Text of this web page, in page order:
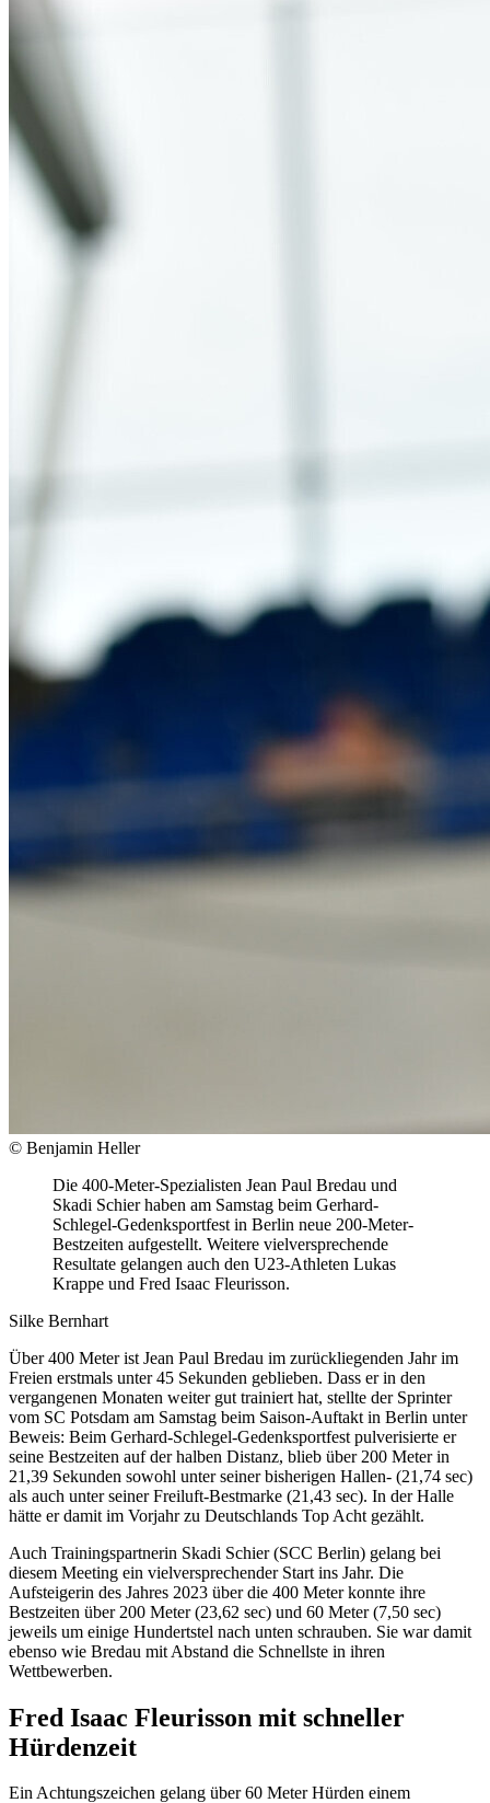
© Benjamin Heller
Die 400-Meter-Spezialisten Jean Paul Bredau und
Skadi Schier haben am Samstag beim Gerhard-
Schlegel-Gedenksportfest in Berlin neue 200-Meter-
Bestzeiten aufgestellt. Weitere vielversprechende
Resultate gelangen auch den U23-Athleten Lukas
Krappe und Fred Isaac Fleurisson.
Silke Bernhart
Über 400 Meter ist Jean Paul Bredau im zurückliegenden Jahr im
Freien erstmals unter 45 Sekunden geblieben. Dass er in den
vergangenen Monaten weiter gut trainiert hat, stellte der Sprinter
vom SC Potsdam am Samstag beim Saison-Auftakt in Berlin unter
Beweis: Beim Gerhard-Schlegel-Gedenksportfest pulverisierte er
seine Bestzeiten auf der halben Distanz, blieb über 200 Meter in
21,39 Sekunden sowohl unter seiner bisherigen Hallen- (21,74 sec)
als auch unter seiner Freiluft-Bestmarke (21,43 sec). In der Halle
hätte er damit im Vorjahr zu Deutschlands Top Acht gezählt.
Auch Trainingspartnerin Skadi Schier (SCC Berlin) gelang bei
diesem Meeting ein vielversprechender Start ins Jahr. Die
Aufsteigerin des Jahres 2023 über die 400 Meter konnte ihre
Bestzeiten über 200 Meter (23,62 sec) und 60 Meter (7,50 sec)
jeweils um einige Hundertstel nach unten schrauben. Sie war damit
ebenso wie Bredau mit Abstand die Schnellste in ihren
Wettbewerben.
Fred Isaac Fleurisson mit schneller
Hürdenzeit
Ein Achtungszeichen gelang über 60 Meter Hürden einem